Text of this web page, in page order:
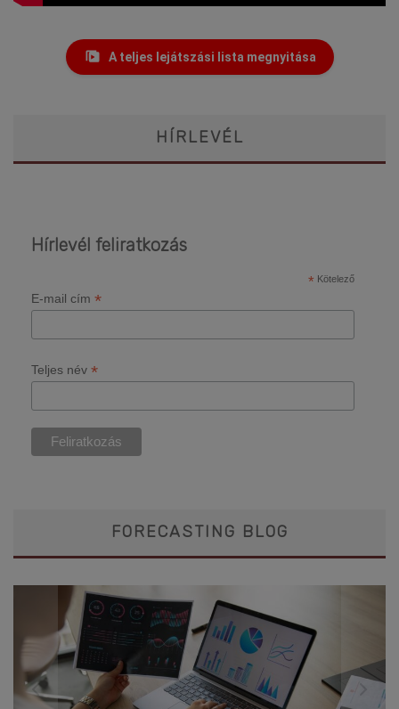
A teljes lejátszási lista megnyitása
HÍRLEVÉL
Hírlevél feliratkozás
* Kötelező
E-mail cím *
Teljes név *
FORECASTING BLOG